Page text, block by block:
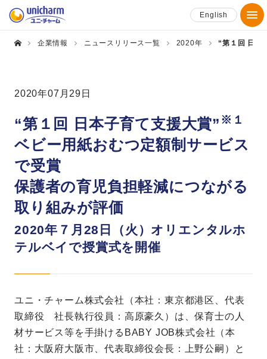
English
企業情報 ニュースリリース一覧 2020年 “第１回 日本
2020年07月29日
“第１回 日本子育て支援大賞” ※１
ベビー用紙おむつ定額制サービス
で受賞
保護者の育児負担軽減につながる
取り組みが評価
2020年７月28日（火）オリエンタルホ
テルベイで授賞式を開催
ユニ・チャーム株式会社（本社：東京都港区、代表
取締役 社長執行役員：高原豪久）は、保育士の人
材サービス等を手掛けるBABY JOB株式会社（本
社：大阪府大阪市、代表取締役会長：上野公嗣）と